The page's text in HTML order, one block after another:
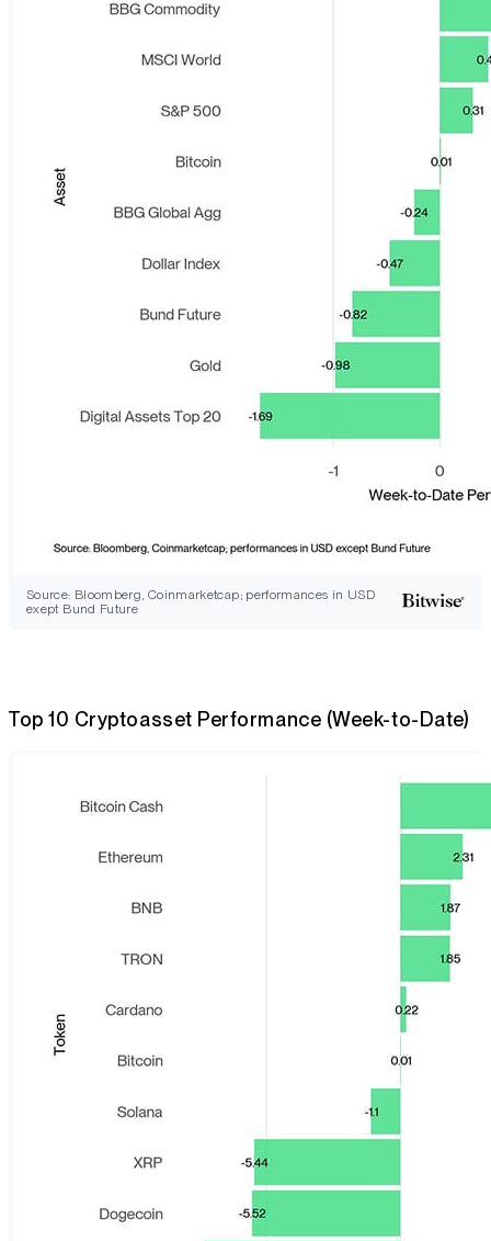
Source: Bloomberg, Coinmarketcap; performances in USD
exept Bund Future
Top 10 Cryptoasset Performance (Week-to-Date)